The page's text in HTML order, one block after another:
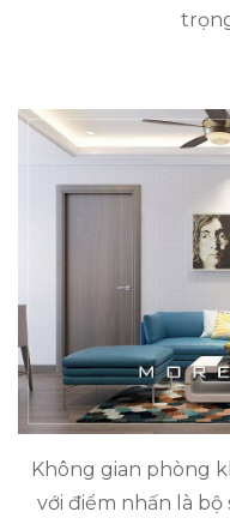
Không gian phòng
với điểm nhấn là bộ